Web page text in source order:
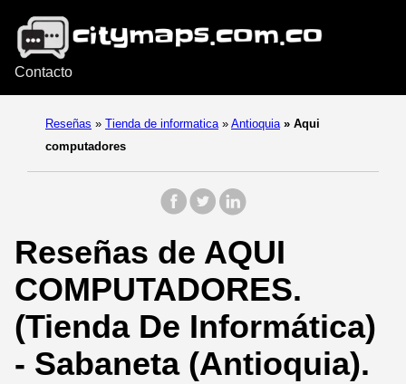
Contacto
Reseñas » Tienda de informatica » Antioquia » Aqui
computadores
Reseñas de AQUI
COMPUTADORES.
(Tienda De Informática)
- Sabaneta (Antioquia).